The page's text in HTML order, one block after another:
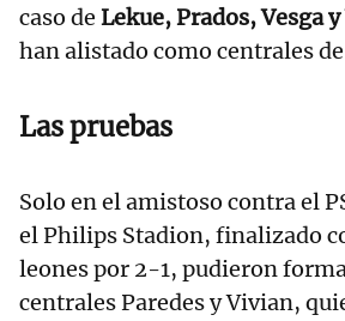
caso de Lekue, Prados, Vesga
han alistado como centrales
Las pruebas
Solo en el amistoso contra el
el Philips Stadion, finalizado
leones por 2-1, pudieron
centrales Paredes y Vivian,